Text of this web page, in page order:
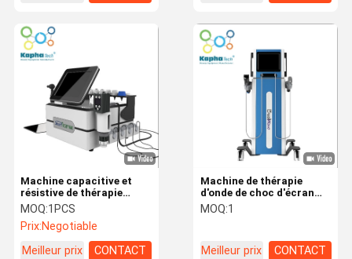
Machine de thérapie
d'onde de choc d'écran
tactile de 10,4 pouces
pour le
soulagement de la
douleur ED
MOQ:1
Meilleur prix CONTACT
Machine capacitive et
résistive de thérapie
d'onde de choc de
Diathermal
Eletromagnetic
MOQ:1PCS
Prix:Negotiable
Meilleur prix
CONTACT